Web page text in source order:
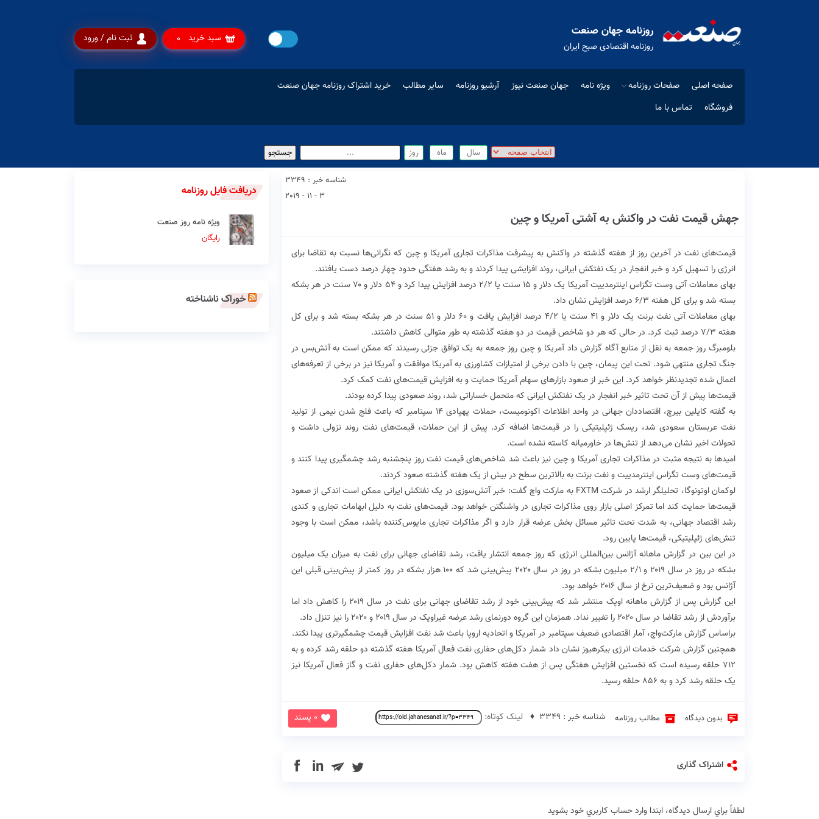
روزنامه جهان صنعت
روزنامه اقتصادی صبح ایران
ثبت نام / ورود سبد خرید 0
صفحه اصلی صفحات روزنامه ویژه نامه جهان صنعت نیوز آرشیو روزنامه سایر مطالب
خرید اشتراک روزنامه جهان صنعت
فروشگاه
تماس با ما
شناسه خبر : 3349
3 - 11 - 2019
جهش قیمت نفت در واکنش به آشتی آمریکا و چین
قیمت‌های نفت در آخرین روز از هفته گذشته در واکنش به پیشرفت مذاکرات تجاری آمریکا و چین که نگرانی‌ها نسبت به تقاضا برای
انرژی را تسهیل کرد و خبر انفجار در یک نفتکش ایرانی، روند افزایشی پیدا کردند و به رشد هفتگی حدود چهار درصد دست یافتند.
بهای معاملات آتی وست تگزاس اینترمدییت آمریکا یک دلار و ۱۵ سنت یا ۲/۲ درصد افزایش پیدا کرد و ۵۴ دلار و ۷۰ سنت در هر بشکه
بسته شد و برای کل هفته ۶/۳ درصد افزایش نشان داد.
بهای معاملات آتی نفت برنت یک دلار و ۴۱ سنت یا ۴/۲ درصد افزایش یافت و ۶۰ دلار و ۵۱ سنت در هر بشکه بسته شد و برای کل
هفته ۷/۳ درصد ثبت کرد. در حالی که هر دو شاخص قیمت در دو هفته گذشته به طور متوالی کاهش داشتند.
بلومبرگ روز جمعه به نقل از منابع آگاه گزارش داد آمریکا و چین روز جمعه به یک توافق جزئی رسیدند که ممکن است به آتش‌بس در
جنگ تجاری منتهی شود. تحت این پیمان، چین با دادن برخی از امتیازات کشاورزی به آمریکا موافقت و آمریکا نیز در برخی از تعرفه‌های
اعمال شده تجدیدنظر خواهد کرد. این خبر از صعود بازارهای سهام آمریکا حمایت و به افزایش قیمت‌های نفت کمک کرد.
قیمت‌ها پیش از آن تحت تاثیر خبر انفجار در یک نفتکش ایرانی که متحمل خساراتی شد، روند صعودی پیدا کرده بودند.
به گفته کایلین بیرچ، اقتصاددان جهانی در واحد اطلاعات اکونومیست، حملات پهپادی ۱۴ سپتامبر که باعث فلج شدن نیمی از تولید
نفت عربستان سعودی شد، ریسک ژئپلیتیکی را در قیمت‌ها اضافه کرد. پیش از این حملات، قیمت‌های نفت روند نزولی داشت و
تحولات اخیر نشان می‌دهد از تنش‌ها در خاورمیانه کاسته نشده است.
امیدها به نتیجه مثبت در مذاکرات تجاری آمریکا و چین نیز باعث شد شاخص‌های قیمت نفت روز پنجشنبه رشد چشمگیری پیدا کنند و
قیمت‌های وست تگزاس اینترمدییت و نفت برنت به بالاترین سطح در بیش از یک هفته گذشته صعود کردند.
لوکمان اوتونوگا، تحلیلگر ارشد در شرکت FXTM به مارکت واچ گفت: خبر آتش‌سوزی در یک نفتکش ایرانی ممکن است اندکی از صعود
قیمت‌ها حمایت کند اما تمرکز اصلی بازار روی مذاکرات تجاری در واشنگتن خواهد بود. قیمت‌های نفت به دلیل ابهامات تجاری و کندی
رشد اقتصاد جهانی، به شدت تحت تاثیر مسائل بخش عرضه قرار دارد و اگر مذاکرات تجاری مایوس‌کننده باشد، ممکن است با وجود
تنش‌های ژئپلیتیکی، قیمت‌ها پایین رود.
در این بین در گزارش ماهانه آژانس بین‌المللی انرژی که روز جمعه انتشار یافت، رشد تقاضای جهانی برای نفت به میزان یک میلیون
بشکه در روز در سال ۲۰۱۹ و ۲/۱ میلیون بشکه در روز در سال ۲۰۲۰ پیش‌بینی شد که ۱۰۰ هزار بشکه در روز کمتر از پیش‌بینی قبلی این
آژانس بود و ضعیف‌ترین نرخ از سال ۲۰۱۶ خواهد بود.
این گزارش پس از گزارش ماهانه اوپک منتشر شد که پیش‌بینی خود از رشد تقاضای جهانی برای نفت در سال ۲۰۱۹ را کاهش داد اما
برآوردش از رشد تقاضا در سال ۲۰۲۰ را تغییر نداد. همزمان این گروه دورنمای رشد عرضه غیراوپک در سال ۲۰۱۹ و ۲۰۲۰ را نیز تنزل داد.
براساس گزارش مارکت‌واچ، آمار اقتصادی ضعیف سپتامبر در آمریکا و اتحادیه اروپا باعث شد نفت افزایش قیمت چشمگیرتری پیدا نکند.
همچنین گزارش شرکت خدمات انرژی بیکرهیوز نشان داد شمار دکل‌های حفاری نفت فعال آمریکا هفته گذشته دو حلقه رشد کرده و به
۷۱۲ حلقه رسیده است که نخستین افزایش هفتگی پس از هفت هفته کاهش بود. شمار دکل‌های حفاری نفت و گاز فعال آمریکا نیز
یک حلقه رشد کرد و به ۸۵۶ حلقه رسید.
بدون دیدگاه مطالب روزنامه 0 پسند شناسه خبر : 3349 ♦ لینک کوتاه:
اشتراک گذاری in
لطفاً براي ارسال دیدگاه، ابتدا وارد حساب كاربري خود بشويد
دریافت فایل روزنامه
ویژه نامه روز صنعت
رایگان
خوراک ناشناخته